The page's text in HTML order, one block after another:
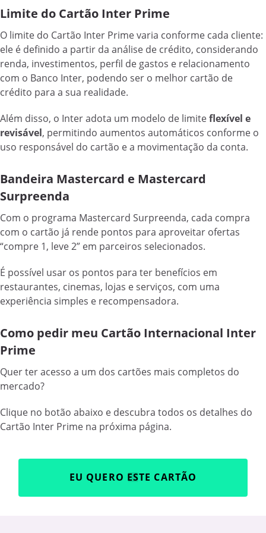
Limite do Cartão Inter Prime
O limite do Cartão Inter Prime varia conforme cada cliente:
ele é definido a partir da análise de crédito, considerando
renda, investimentos, perfil de gastos e relacionamento
com o Banco Inter, podendo ser o melhor cartão de
crédito para a sua realidade.
Além disso, o Inter adota um modelo de limiteflexível e
revisável, permitindo aumentos automáticos conforme o
uso responsável do cartão e a movimentação da conta.
Bandeira Mastercard e Mastercard
Surpreenda
Com o programa Mastercard Surpreenda, cada compra
com o cartão já rende pontos para aproveitar ofertas
“compre 1, leve 2” em parceiros selecionados.
É possível usar os pontos para ter benefícios em
restaurantes, cinemas, lojas e serviços, com uma
experiência simples e recompensadora.
Como pedir meu Cartão Internacional Inter
Prime
Quer ter acesso a um dos cartões mais completos do
mercado?
Clique no botão abaixo e descubra todos os detalhes do
Cartão Inter Prime na próxima página.
EU QUERO ESTE CARTÃO